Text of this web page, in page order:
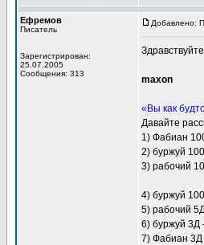
Ефремов
Писатель
Зарегистрирован:
25.07.2005
Сообщения: 313
Добавлено:
maxon
«Вы как
Давайте
1) Фабиан
2) буржуй
3) рабочий
4) буржуй
5) рабочий
6) буржуй 3Д
7) Фабиан 3Д